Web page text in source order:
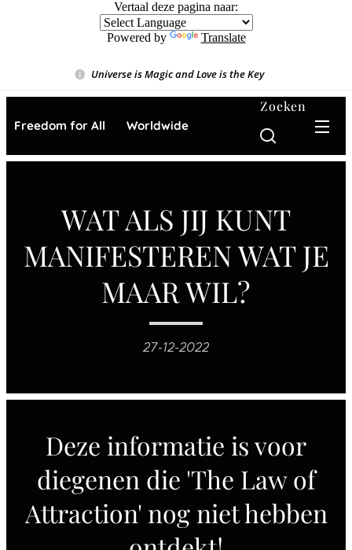
Vertaal deze pagina naar:
Powered by Translate
Universe is Magic and Love is the Key❤️
Freedom for All ❤️ Worldwide
Zoeken
WAT ALS JIJ KUNT
MANIFESTEREN WAT JE
MAAR WIL?
27-12-2022
Deze informatie is voor
diegenen die 'The Law of
Attraction' nog niet hebben